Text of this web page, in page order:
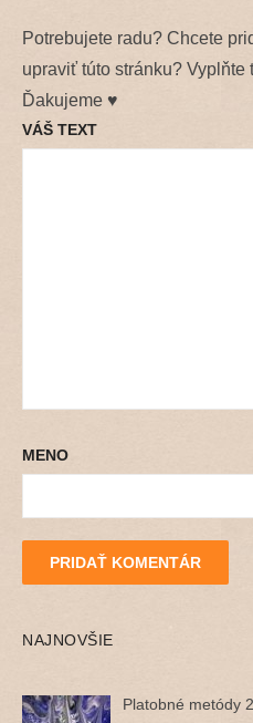
Potrebujete radu? Chcete
upraviť túto stránku? Vyplňte
Ďakujeme ♥
VÁŠ TEXT
MENO
NAJNOVŠIE
Platobné metódy